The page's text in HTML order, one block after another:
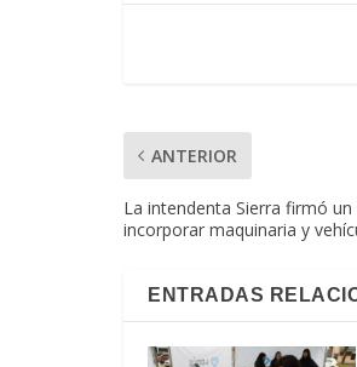
ANTERIOR
La intendenta Sierra firmó
incorporar maquinaria y
ENTRADAS